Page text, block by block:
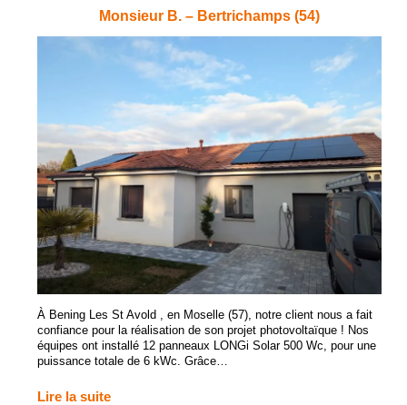
Monsieur B. – Bertrichamps (54)
À Bening Les St Avold , en Moselle (57), notre client nous a fait
confiance pour la réalisation de son projet photovoltaïque ! Nos
équipes ont installé 12 panneaux LONGi Solar 500 Wc, pour une
puissance totale de 6 kWc. Grâce…
Lire la suite